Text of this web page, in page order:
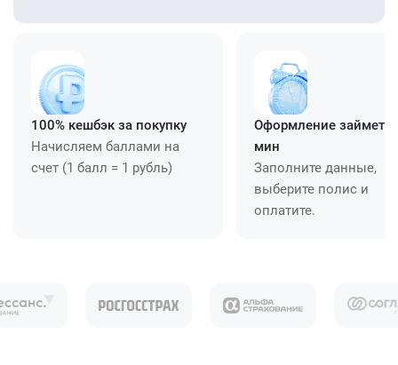
100% кешбэк за покупку
Начисляем баллами на
счет (1 балл = 1 рубль)
Оформление займет
мин
Заполните данные,
выберите полис и
оплатите.